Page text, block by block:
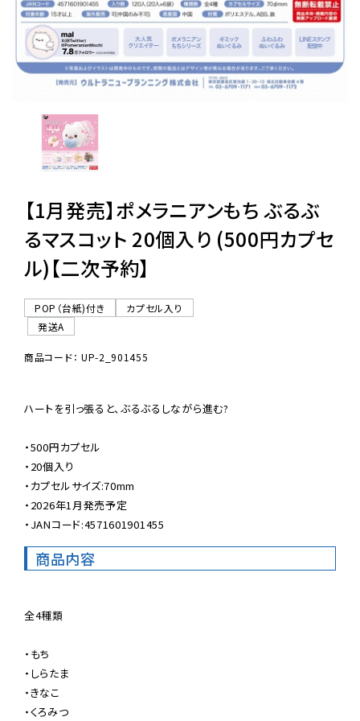
よくあるご質問
ご利用ガイド
06-6282-7659
【1月発売】ポメラニアンもち ぶるぶ
るマスコット 20個入り (500円カプセ
ル)【二次予約】
POP（台紙)付き
カプセル入り
発送A
商品コード： UP-2_901455
ハートを引っ張ると、ぶるぶるしながら進む?
・500円カプセル
・20個入り
・カプセルサイズ:70mm
・2026年1月発売予定
・JANコード:4571601901455
商品内容
全4種類
・もち
・しらたま
・きなこ
・くろみつ